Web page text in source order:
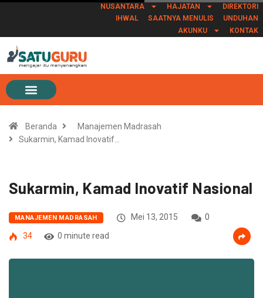
NUSANTARA HAJATAN
DIREKTORI
IHWAL
SAATNYA MENULIS
UNDUHAN
AKUNKU
KONTAK
Beranda
Manajemen Madrasah
Sukarmin, Kamad Inovatif…
Sukarmin, Kamad Inovatif Nasional
MANAJEMEN MADRASAH Mei 13, 2015
0
34
0 minute read